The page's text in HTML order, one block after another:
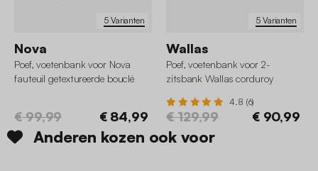
5 Varianten
Nova
Poef, voetenbank voor Nova
fauteuil getextureerde bouclé
€ 99,99 € 84,99
5 Varianten
Wallas
Poef, voetenbank voor 2-
zitsbank Wallas corduroy
4.8 (6)
€ 129,99 € 90,99
Anderen kozen ook voor